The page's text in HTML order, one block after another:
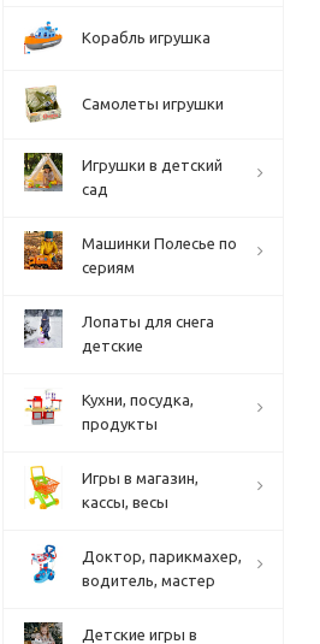
Корабль игрушка
Самолеты игрушки
Игрушки в детский
сад
Машинки Полесье по
сериям
Лопаты для снега
детские
Кухни, посудка,
продукты
Игры в магазин,
кассы, весы
Доктор, парикмахер,
водитель, мастер
Детские игры в